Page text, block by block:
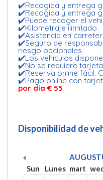
✔️Recogida y entrega
✔️Recogida y entrega
✔️Puede recoger el
✔️Kilometraje ilimitado
✔️Asistencia en
✔️Seguro de
riesgo opcionales
✔️Los vehiculos
✔️No se requiere
✔️Reserva online fácil.
✔️Pago online con
por día € 55
Disponibilidad de
Sun
Lunes mart